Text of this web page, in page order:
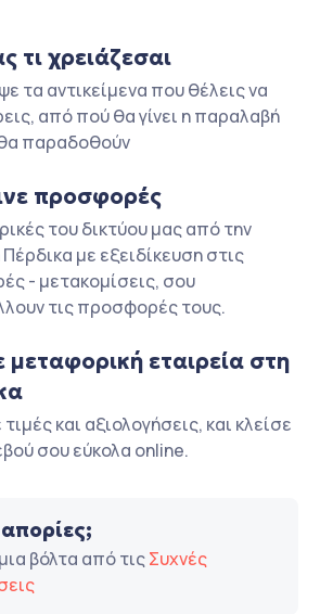
τι χρειάζεσαι
τα αντικείμενα που θέλεις να
από πού θα γίνει η παραλαβή
παραδοθούν
προσφορές
του δικτύου μας από την
με εξειδίκευση στις
- μετακομίσεις, σου
τις προσφορές τους.
μεταφορική εταιρεία στη
τιμές και αξιολογήσεις, και κλείσε
σου εύκολα online.
απορίες;
βόλτα από τιςΣυχνές